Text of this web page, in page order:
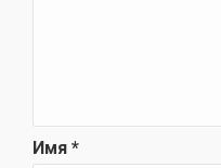
Имя *